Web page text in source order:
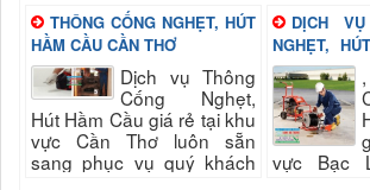
nhanh và đảm bảo uy tín,
chất lượng hài long quý
khách...
khu vực
khu vực
THÔNG CỐNG NGHẸT, HÚT
HẦM CẦU CẦN THƠ
Dịch vụ Thông
Cống Nghẹt,
Hút Hầm Cầu giá rẻ tại khu
vực Cần Thơ luôn sẵn
sang phục vụ quý khách
DỊCH
NGHẸT,
RẺ TẠI BẠC
vực Bạc